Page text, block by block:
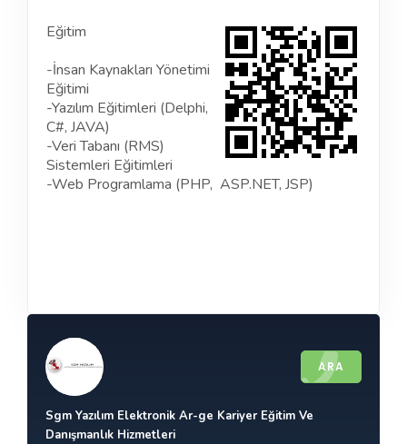
Eğitim
-İnsan Kaynakları Yönetimi
Eğitimi
-Yazılım Eğitimleri (Delphi,
C#, JAVA)
-Veri Tabanı (RMS)
Sistemleri Eğitimleri
-Web Programlama (PHP, ASP.NET, JSP)
ARA
Sgm Yazılım Elektronik Ar-ge Kariyer Eğitim Ve
Danışmanlık Hizmetleri